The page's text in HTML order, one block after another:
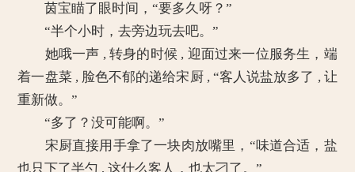
茵宝瞄了眼时间，“要多久呀？”
“半个小时，去旁边玩去吧。”
她哦一声 , 转身的时候 , 迎面过来一位服务生，端
着一盘菜 , 脸色不郁的递给宋厨 , “客人说盐放多了 , 让
重新做。”
“多了？没可能啊。”
宋厨直接用手拿了一块肉放嘴里，“味道合适，盐
也只下了半勺 , 这什么客人，也太刁了。”